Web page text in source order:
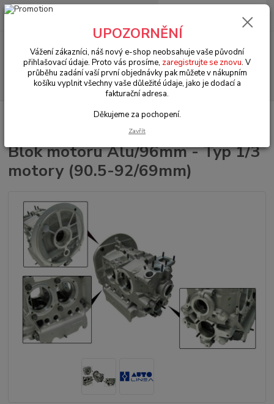
Menu
Hledat
+420 602 330 329
0 Kč
VW Bus Typ 2 (1967 » 79) Motorové díly (Engine parts)
Blok motoru Alu/96mm - Typ 1/3
motory (90.5-92/69mm)
UPOZORNĚNÍ
Vážení zákazníci, náš nový e-shop neobsahuje vaše původní
přihlašovací údaje. Proto vás prosíme, zaregistrujte se znovu. V
průběhu zadání vaší první objednávky pak můžete v nákupním
košíku vyplnit všechny vaše důležité údaje, jako je dodací a
fakturační adresa.
Děkujeme za pochopení.
Zavřít